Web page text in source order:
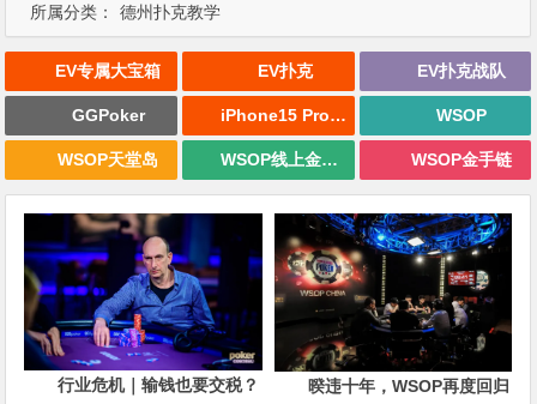
所属分类： 德州扑克教学
EV专属大宝箱 EV扑克 EV扑克战队
GGPoker iPhone15 Pro Max无限量赠送 WSOP
WSOP天堂岛 WSOP线上金手链 WSOP金手链
行业危机｜输钱也要交税？
暌违十年，WSOP再度回归